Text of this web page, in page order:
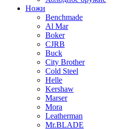
Ножи
Benchmade
Al Mar
Boker
CJRB
Buck
City Brother
Cold Steel
Helle
Kershaw
Marser
Mora
Leatherman
Mr.BLADE